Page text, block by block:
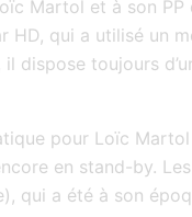
Martol et à son
HD, qui a utilisé un
dispose toujours
pour Loïc
en stand-by.
qui a été à son